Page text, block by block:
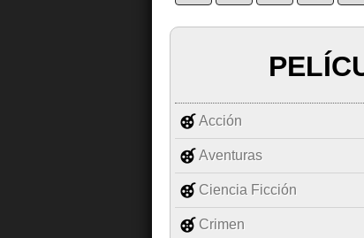
Acción
Aventuras
Ciencia Ficción
Crimen